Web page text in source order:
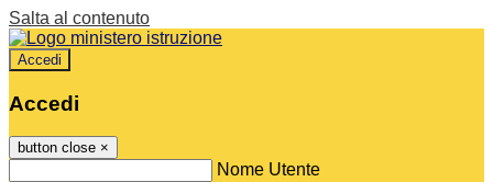
Salta al contenuto
Accedi
Accedi
button close ×
Nome Utente